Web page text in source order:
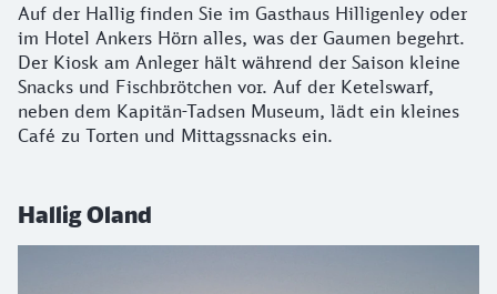
Auf der Hallig finden Sie im Gasthaus Hilligenley oder
im Hotel Ankers Hörn alles, was der Gaumen begehrt.
Der Kiosk am Anleger hält während der Saison kleine
Snacks und Fischbrötchen vor. Auf der Ketelswarf,
neben dem Kapitän-Tadsen Museum, lädt ein kleines
Café zu Torten und Mittagssnacks ein.
Hallig Oland